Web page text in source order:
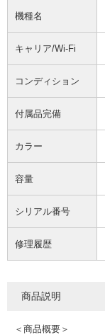
機種名
キャリア/Wi-Fi
コンディション
付属品完備
カラー
容量
シリアル番号
修理履歴
商品説明
＜商品概要＞